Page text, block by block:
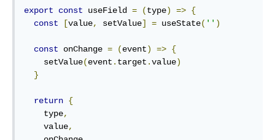
export const useField = (type) => {
const
[value, setValue] = useState( '' )
const onChange = (event) => {
    setValue
(event . target .value)
}
return {
    type
,
    value
,